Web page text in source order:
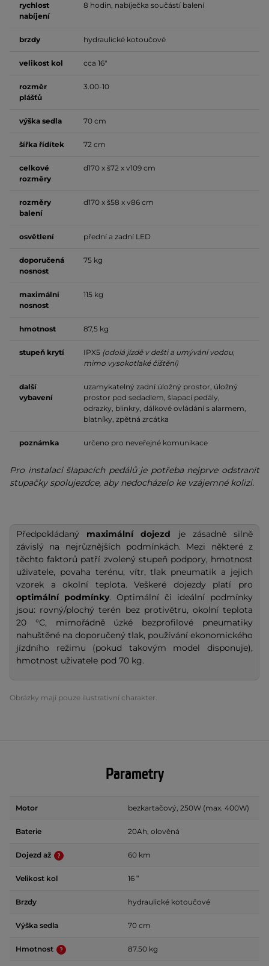
rychlost
nabíjení
8 hodin, nabíječka součástí balení
brzdy hydraulické kotoučové
velikost kol cca 16"
rozměr
plášťů
3.00-10
výška sedla 70 cm
šířka řídítek 72 cm
celkové
rozměry
d170 x š72 x v109 cm
rozměry
balení
d170 x š58 x v86 cm
osvětlení přední a zadní LED
doporučená
nosnost
75 kg
maximální
nosnost
115 kg
hmotnost 87,5 kg
stupeň krytí IPX5 (odolá jízdě v dešti a umývání vodou,
mimo vysokotlaké čištění)
další
vybavení
uzamykatelný zadní úložný prostor, úložný
prostor pod sedadlem, šlapací pedály,
odrazky, blinkry, dálkové ovládání s alarmem,
blatníky, zpětná zrcátka
poznámka určeno pro neveřejné komunikace
Pro instalaci šlapacích pedálů je potřeba nejprve odstranit
stupačky spolujezdce, aby nedocházelo ke vzájemné kolizi.
Předpokládaný maximální dojezd je zásadně silně
závislý na nejrůznějších podmínkách. Mezi některé z
těchto faktorů patří zvolený stupeň podpory, hmotnost
uživatele, povaha terénu, vítr, tlak pneumatik a jejich
vzorek a okolní teplota. Veškeré dojezdy platí pro
optimální podmínky. Optimální či ideální podmínky
jsou: rovný/plochý terén bez protivětru, okolní teplota
20 °C, mimořádně úzké bezprofilové pneumatiky
nahuštěné na doporučený tlak, používání ekonomického
jízdního režimu (pokud takovým model disponuje),
hmotnost uživatele pod 70 kg.
Obrázky mají pouze ilustrativní charakter.
Parametry
Motor bezkartačový, 250W (max. 400W)
Baterie 20Ah, olověná
Dojezd až 60 km
Velikost kol 16 ʺ
Brzdy hydraulické kotoučové
Výška sedla 70 cm
Hmotnost 87.50 kg